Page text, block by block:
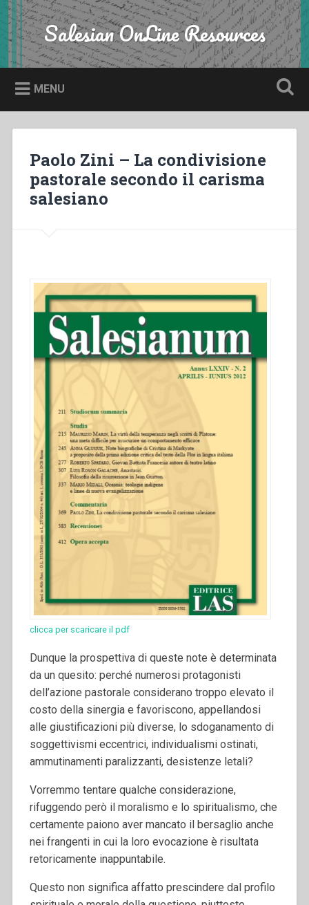
Skip
to
content
Search Salesian OnLine Resources
MENU
Paolo Zini – La condivisione
pastorale secondo il carisma
salesiano
clicca per scaricare il pdf
Dunque la prospettiva di queste note è determinata
da un quesito: perché numerosi protagonisti
dell’azione pastorale considerano troppo elevato il
costo della sinergia e favoriscono, appellandosi
alle giustificazioni più diverse, lo sdoganamento di
soggettivismi eccentrici, individualismi ostinati,
ammutinamenti paralizzanti, desistenze letali?
Vorremmo tentare qualche considerazione,
rifuggendo però il moralismo e lo spiritualismo, che
certamente paiono aver mancato il bersaglio anche
nei frangenti in cui la loro evocazione è risultata
retoricamente inappuntabile.
Questo non significa affatto prescindere dal profilo